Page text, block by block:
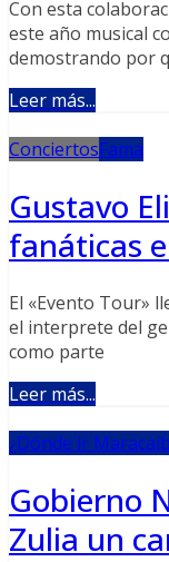
Con esta
este año musical
demostrando por
Leer más...
ConciertosFama
Gustavo
fanáticas
El «Evento Tour»
el interprete del
como parte
Leer más...
¿Dónde ir
Gobierno
Zulia un